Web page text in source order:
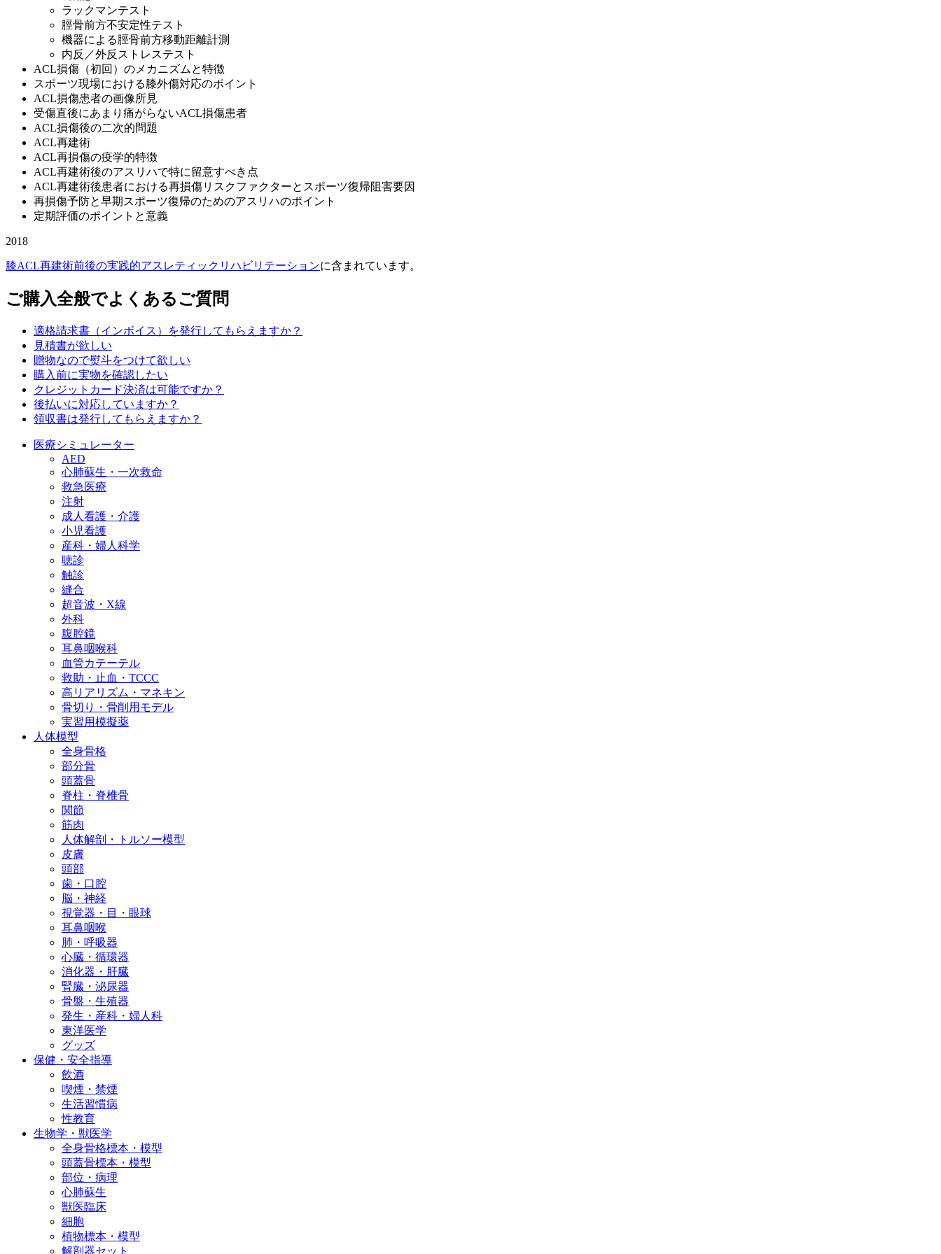
ラックマンテスト
脛骨前方不安定性テスト
機器による脛骨前方移動距離計測
内反／外反ストレステスト
ACL損傷（初回）のメカニズムと特徴
スポーツ現場における膝外傷対応のポイント
ACL損傷患者の画像所見
受傷直後にあまり痛がらないACL損傷患者
ACL損傷後の二次的問題
ACL再建術
ACL再損傷の疫学的特徴
ACL再建術後のアスリハで特に留意すべき点
ACL再建術後患者における再損傷リスクファクターとスポーツ復帰阻害要因
再損傷予防と早期スポーツ復帰のためのアスリハのポイント
定期評価のポイントと意義
2018
膝ACL再建術前後の実践的アスレティックリハビリテーションに含まれています。
ご購入全般でよくあるご質問
適格請求書（インボイス）を発行してもらえますか？
見積書が欲しい
贈物なので熨斗をつけて欲しい
購入前に実物を確認したい
クレジットカード決済は可能ですか？
後払いに対応していますか？
領収書は発行してもらえますか？
医療シミュレーター
AED
心肺蘇生・一次救命
救急医療
注射
成人看護・介護
小児看護
産科・婦人科学
聴診
触診
縫合
超音波・X線
外科
腹腔鏡
耳鼻咽喉科
血管カテーテル
救助・止血・TCCC
高リアリズム・マネキン
骨切り・骨削用モデル
実習用模擬薬
人体模型
全身骨格
部分骨
頭蓋骨
脊柱・脊椎骨
関節
筋肉
人体解剖・トルソー模型
皮膚
頭部
歯・口腔
脳・神経
視覚器・目・眼球
耳鼻咽喉
肺・呼吸器
心臓・循環器
消化器・肝臓
腎臓・泌尿器
骨盤・生殖器
発生・産科・婦人科
東洋医学
グッズ
保健・安全指導
飲酒
喫煙・禁煙
生活習慣病
性教育
生物学・獣医学
全身骨格標本・模型
頭蓋骨標本・模型
部位・病理
心肺蘇生
獣医臨床
細胞
植物標本・模型
解剖器セット